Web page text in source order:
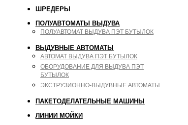
ШРЕДЕРЫ
ПОЛУАВТОМАТЫ ВЫДУВА
ПОЛУАВТОМАТ ВЫДУВА ПЭТ БУТЫЛОК
ВЫДУВНЫЕ АВТОМАТЫ
АВТОМАТ ВЫДУВА ПЭТ БУТЫЛОК
ОБОРУДОВАНИЕ ДЛЯ ВЫДУВА ПЭТ
БУТЫЛОК
ЭКСТРУЗИОННО-ВЫДУВНЫЕ АВТОМАТЫ
ПАКЕТОДЕЛАТЕЛЬНЫЕ МАШИНЫ
ЛИНИИ МОЙКИ